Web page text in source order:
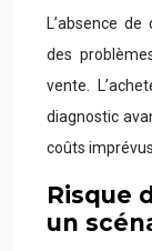
L’absence
des
vente.
diagnostic
coûts
Risque
un